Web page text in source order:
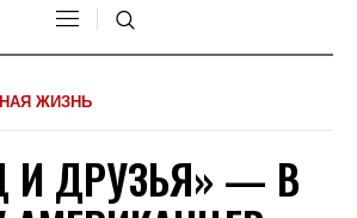
ЖИЗНЬ
И ДРУЗЬЯ» — В